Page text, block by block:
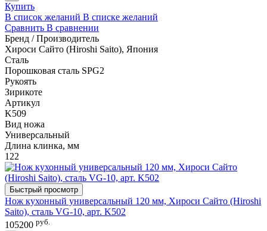
Купить
В список желаний В списке желаний
Сравнить В сравнении
Бренд / Производитель
Хироси Сайто (Hiroshi Saito), Япония
Сталь
Порошковая сталь SPG2
Рукоять
Зирикоте
Артикул
K509
Вид ножа
Универсальный
Длина клинка, мм
122
Быстрый просмотр
Нож кухонный универсальный 120 мм, Хироси Сайто (Hiroshi
Saito), сталь VG-10, арт. K502
105200 руб.